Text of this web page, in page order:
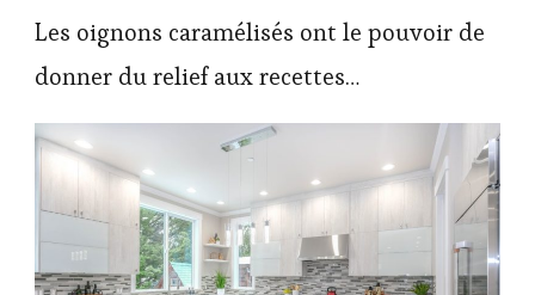
Les oignons caramélisés ont le pouvoir de
donner du relief aux recettes…